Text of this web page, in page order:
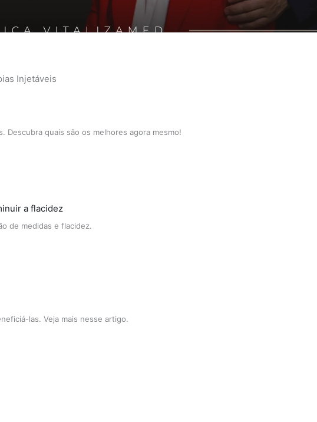
Injetáveis
quais são os melhores agora mesmo!
a flacidez
de medidas e flacidez.
las. Veja mais nesse artigo.